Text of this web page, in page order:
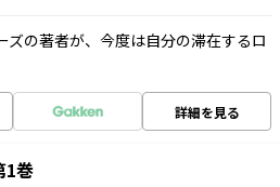
の著者が、今度は自分の滞在するロ
詳細を見る
1巻